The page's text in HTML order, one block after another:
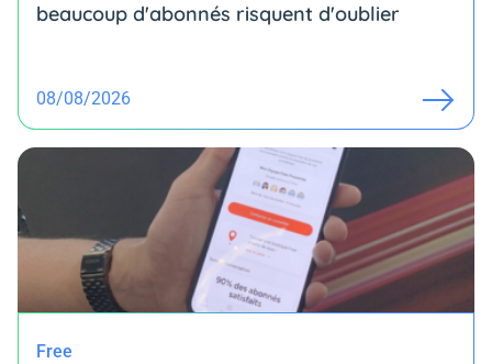
beaucoup d'abonnés risquent d'oublier
08/08/2026
Free